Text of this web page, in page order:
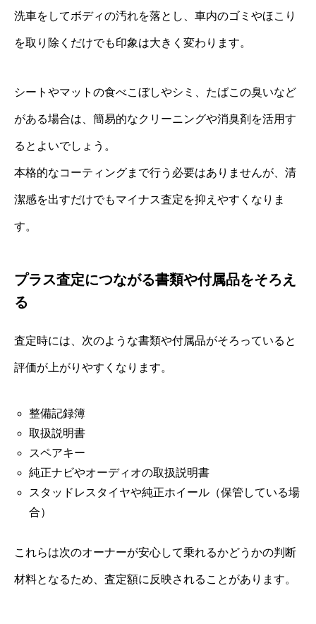
洗車をしてボディの汚れを落とし、車内のゴミやほこり
を取り除くだけでも印象は大きく変わります。
シートやマットの食べこぼしやシミ、たばこの臭いなど
がある場合は、簡易的なクリーニングや消臭剤を活用す
るとよいでしょう。
本格的なコーティングまで行う必要はありませんが、清
潔感を出すだけでもマイナス査定を抑えやすくなりま
す。
プラス査定につながる書類や付属品をそろえ
る
査定時には、次のような書類や付属品がそろっていると
評価が上がりやすくなります。
整備記録簿
取扱説明書
スペアキー
純正ナビやオーディオの取扱説明書
スタッドレスタイヤや純正ホイール（保管している場
合）
これらは次のオーナーが安心して乗れるかどうかの判断
材料となるため、査定額に反映されることがあります。